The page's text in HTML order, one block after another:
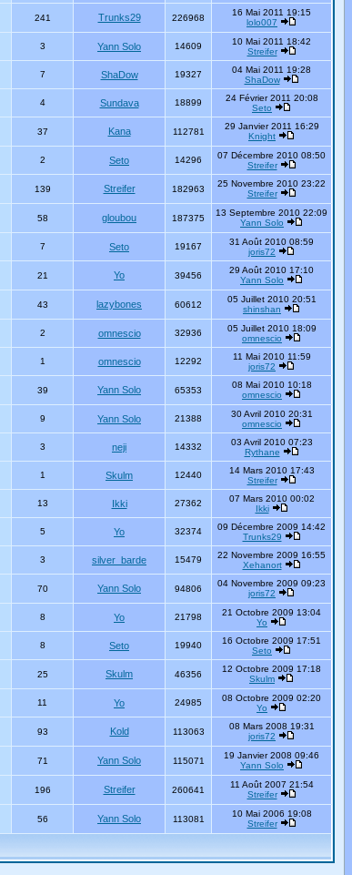
241 Trunks29 226968
16 Mai 2011 19:15
lolo007
3 Yann Solo 14609
10 Mai 2011 18:42
Streifer
7 ShaDow 19327
04 Mai 2011 19:28
ShaDow
4 Sundava 18899
24 Février 2011 20:08
Seto
37 Kana 112781
29 Janvier 2011 16:29
Knight
2 Seto 14296
07 Décembre 2010 08:50
Streifer
139 Streifer 182963
25 Novembre 2010 23:22
Streifer
58 gloubou 187375
13 Septembre 2010 22:09
Yann Solo
7 Seto 19167
31 Août 2010 08:59
joris72
21 Yo 39456
29 Août 2010 17:10
Yann Solo
43 lazybones 60612
05 Juillet 2010 20:51
shinshan
2 omnescio 32936
05 Juillet 2010 18:09
omnescio
1 omnescio 12292
11 Mai 2010 11:59
joris72
39 Yann Solo 65353
08 Mai 2010 10:18
omnescio
9 Yann Solo 21388
30 Avril 2010 20:31
omnescio
3 neji 14332
03 Avril 2010 07:23
Rythane
1 Skulm 12440
14 Mars 2010 17:43
Streifer
13 Ikki 27362
07 Mars 2010 00:02
Ikki
5 Yo 32374
09 Décembre 2009 14:42
Trunks29
3 silver_barde 15479
22 Novembre 2009 16:55
Xehanort
70 Yann Solo 94806
04 Novembre 2009 09:23
joris72
8 Yo 21798
21 Octobre 2009 13:04
Yo
8 Seto 19940
16 Octobre 2009 17:51
Seto
25 Skulm 46356
12 Octobre 2009 17:18
Skulm
11 Yo 24985
08 Octobre 2009 02:20
Yo
93 Kold 113063
08 Mars 2008 19:31
joris72
71 Yann Solo 115071
19 Janvier 2008 09:46
Yann Solo
196 Streifer 260641
11 Août 2007 21:54
Streifer
56 Yann Solo 113081
10 Mai 2006 19:08
Streifer